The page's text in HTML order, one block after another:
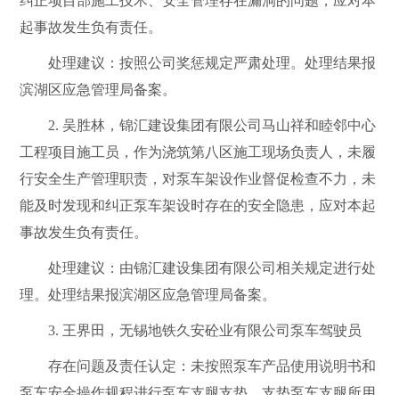
起事故发生负有责任。
处理建议：按照公司奖惩规定严肃处理。处理结果报
滨湖区应急管理局备案。
2.吴胜林，锦汇建设集团有限公司马山祥和睦邻中心
工程项目施工员，作为浇筑第八区施工现场负责人，未履
行安全生产管理职责，对泵车架设作业督促检查不力，未
能及时发现和纠正泵车架设时存在的安全隐患，应对本起
事故发生负有责任。
处理建议： 由锦汇建设集团有限公司相关规定进行处
理。处理结果报滨湖区应急管理局备案。
3. 王界田，无锡地铁久安砼业有限公司泵车驾驶员
存在问题及责任认定：未按照泵车产品使用说明书和